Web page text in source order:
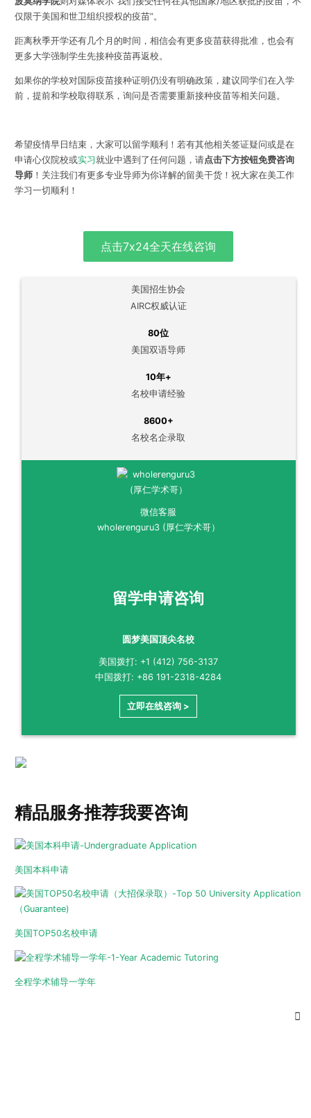
仅限于美国和世卫组织授权的疫苗”。
距离秋季开学还有几个月的时间，相信会有更多疫苗获得批准，也会有
更多大学强制学生先接种疫苗再返校。
如果你的学校对国际疫苗接种证明仍没有明确政策， 建议同学们在入学
前，提前和学校取得联系，询问是否需要重新接种疫苗等相关问题。
希望疫情早日结束，大家可以留学顺利！ 若有其他相关签证疑问或是在
申请心仪院校或实习 就业中遇到了任何问题， 请点击下方按钮免费咨询
导师！ 关注我们有更多专业导师为你详解的留美干货！ 祝大家在美工作
学习一切顺利！
点击7x24全天在线咨询
美国招生协会
AIRC权威认证
80位
美国双语导师
10年+
名校申请经验
8600+
名校名企录取
微信客服
wholerenguru3 (厚仁学术哥）
留学申请咨询
圆梦美国顶尖名校
美国拨打: +1 (412) 756-3137
中国拨打: +86 191-2318-4284
立即在线咨询 >
精品服务推荐我要咨询
美国本科申请
美国TOP50名校申请
全程学术辅导一学年